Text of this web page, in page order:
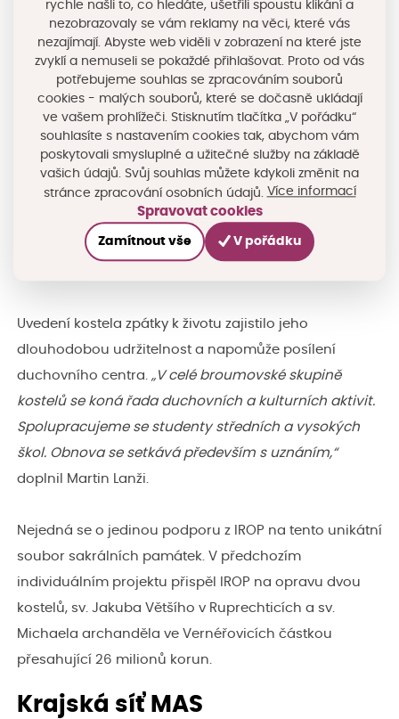
Projekt financovaný z evropských fondů a doporučený
MAS Broumovsko+ se zaměřuje na záchranu
kulturního dědictví v této lokalitě. IROP devíti miliony
podpořil revitalizaci Kostela Všech svatých v
Heřmánkovicích, který byl stejně jako ostatní barokní
kostely na Broumovsku postaven na začátku 18. století
Kryštofem a Kiliánem Ignácem Dienzenhoferovými.
„Nejvíce se těšíme z toho, že se podařilo zachránit
střechu kostela. Bez prostředků EU by nedošlo k tak
rychlé obnově střešní krytiny,“prozradil děkan
Uvedení kostela zpátky k životu zajistilo jeho
dlouhodobou udržitelnost a napomůže posílení
duchovního centra. „V celé broumovské skupině
kostelů se koná řada duchovních a kulturních aktivit.
Spolupracujeme se studenty středních a vysokých
škol. Obnova se setkává především s uznáním,“
doplnil Martin Lanži.
Nejedná se o jedinou podporu z IROP na tento unikátní
soubor sakrálních památek. V předchozím
individuálním projektu přispěl IROP na opravu dvou
kostelů, sv. Jakuba Většího v Ruprechticích a sv.
Michaela archanděla ve Vernéřovicích částkou
přesahující 26 milionů korun.
Krajská síť MAS
rychle našli to, co hledáte, ušetřili spoustu klikání a
nezobrazovaly se vám reklamy na věci, které vás
nezajímají. Abyste web viděli v zobrazení na které jste
zvyklí a nemuseli se pokaždé přihlašovat. Proto od vás
potřebujeme souhlas se zpracováním souborů
cookies - malých souborů, které se dočasně ukládají
ve vašem prohlížeči. Stisknutím tlačítka „V pořádku“
souhlasíte s nastavením cookies tak, abychom vám
poskytovali smysluplné a užitečné služby na základě
vašich údajů. Svůj souhlas můžete kdykoli změnit na
stránce zpracování osobních údajů. Více informací
Spravovat cookies
Zamítnout vše V pořádku